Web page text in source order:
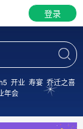
登录
开业 寿宴 乔迁之喜
年会